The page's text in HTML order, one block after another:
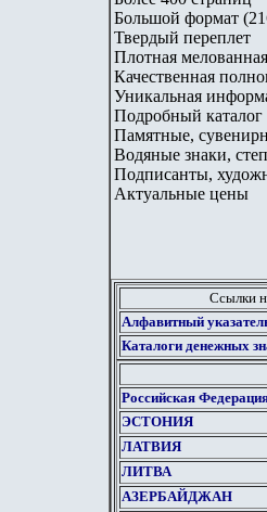
Большой формат
Твердый переплет
Плотная
Качественная
Уникальная
Подробный
Памятные,
Водяные знаки,
Подписанты,
Актуальные цены
Ссылки
Алфавитный
Каталоги денежных
Российская
ЭСТОНИЯ
ЛАТВИЯ
ЛИТВА
АЗЕРБАЙДЖАН